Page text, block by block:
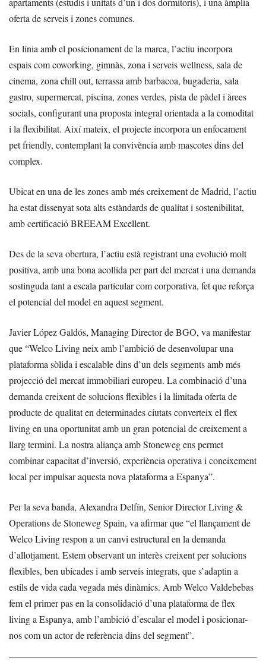
oferta de serveis i zones comunes.
En línia amb el posicionament de la marca, l’actiu incorpora
espais com coworking, gimnàs, zona i serveis wellness, sala de
cinema, zona chill out, terrassa amb barbacoa, bugaderia, sala
gastro, supermercat, piscina, zones verdes, pista de pàdel i àrees
socials, configurant una proposta integral orientada a la comoditat
i la flexibilitat. Així mateix, el projecte incorpora un enfocament
pet friendly, contemplant la convivència amb mascotes dins del
complex.
Ubicat en una de les zones amb més creixement de Madrid, l’actiu
ha estat dissenyat sota alts estàndards de qualitat i sostenibilitat,
amb certificació BREEAM Excellent.
Des de la seva obertura, l’actiu està registrant una evolució molt
positiva, amb una bona acollida per part del mercat i una demanda
sostinguda tant a escala particular com corporativa, fet que reforça
el potencial del model en aquest segment.
Javier López Galdós, Managing Director de BGO, va manifestar
que “Welco Living neix amb l’ambició de desenvolupar una
plataforma sòlida i escalable dins d’un dels segments amb més
projecció del mercat immobiliari europeu. La combinació d’una
demanda creixent de solucions flexibles i la limitada oferta de
producte de qualitat en determinades ciutats converteix el flex
living en una oportunitat amb un gran potencial de creixement a
llarg termini. La nostra aliança amb Stoneweg ens permet
combinar capacitat d’inversió, experiència operativa i coneixement
local per impulsar aquesta nova plataforma a Espanya”.
Per la seva banda, Alexandra Delfín, Senior Director Living &
Operations de Stoneweg Spain, va afirmar que “el llançament de
Welco Living respon a un canvi estructural en la demanda
d’allotjament. Estem observant un interès creixent per solucions
flexibles, ben ubicades i amb serveis integrats, que s’adaptin a
estils de vida cada vegada més dinàmics. Amb Welco Valdebebas
fem el primer pas en la consolidació d’una plataforma de flex
living a Espanya, amb l’ambició d’escalar el model i posicionar-
nos com un actor de referència dins del segment”.